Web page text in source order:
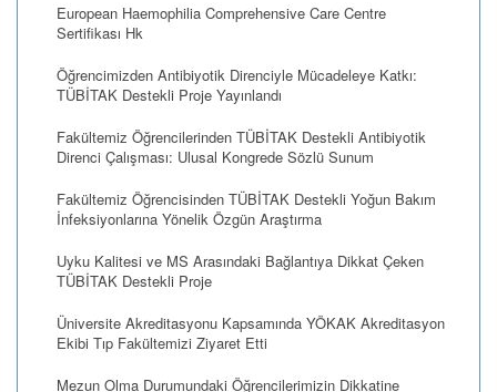
European Haemophilia Comprehensive Care Centre
Sertifikası Hk
Öğrencimizden Antibiyotik Direnciyle Mücadeleye Katkı:
TÜBİTAK Destekli Proje Yayınlandı
Fakültemiz Öğrencilerinden TÜBİTAK Destekli Antibiyotik
Direnci Çalışması: Ulusal Kongrede Sözlü Sunum
Fakültemiz Öğrencisinden TÜBİTAK Destekli Yoğun Bakım
İnfeksiyonlarına Yönelik Özgün Araştırma
Uyku Kalitesi ve MS Arasındaki Bağlantıya Dikkat Çeken
TÜBİTAK Destekli Proje
Üniversite Akreditasyonu Kapsamında YÖKAK Akreditasyon
Ekibi Tıp Fakültemizi Ziyaret Etti
Mezun Olma Durumundaki Öğrencilerimizin Dikkatine